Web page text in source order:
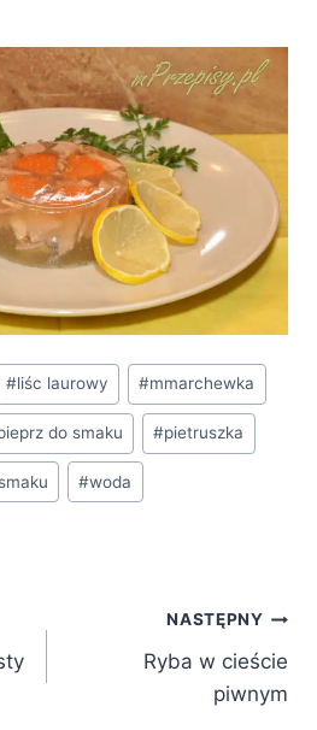
#liśc laurowy #mmarchewka
do smaku #pietruszka
#woda
NASTĘPNY
Ryba w cieście
piwnym